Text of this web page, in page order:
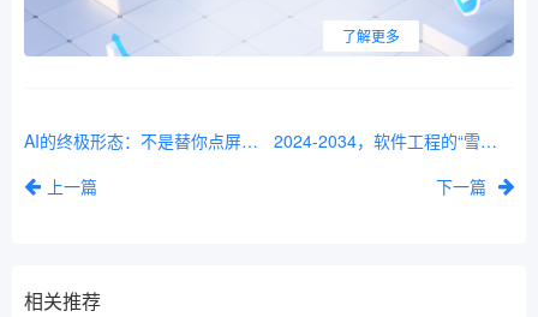
了解更多
AI的终极形态：不是替你点屏幕，而是直接给你结果
上一篇
2024-2034，软件工程的“雪崩日”及其文明涟漪
下一篇
相关推荐